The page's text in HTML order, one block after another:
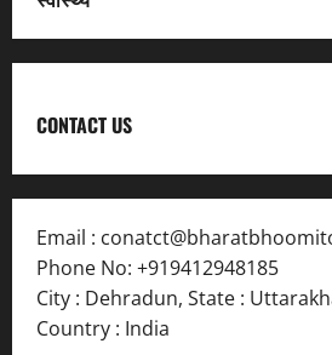
CONTACT US
Email :
Phone No: +919412948185
City : Dehradun, State :
Country : India